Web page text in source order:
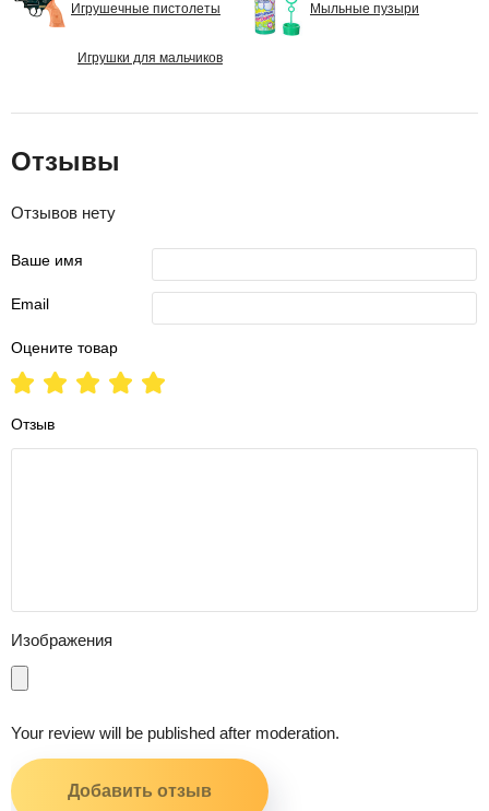
Игрушечные пистолеты Мыльные пузыри
Игрушки для мальчиков
Отзывы
Отзывов нету
Ваше имя
Email
Оцените товар
Отзыв
Изображения
Your review will be published after moderation.